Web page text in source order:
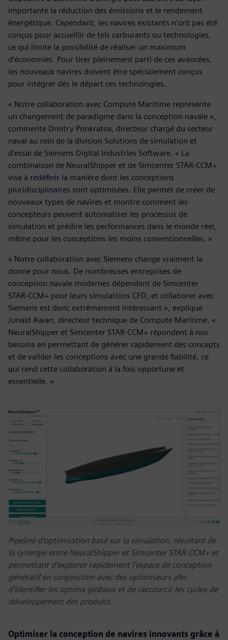
importante la réduction des émissions et le rendement
énergétique. Cependant, les navires existants n’ont pas été
conçus pour accueillir de tels carburants ou technologies,
ce qui limite la possibilité de réaliser un maximum
d’économies. Pour tirer pleinement parti de ces avancées,
les nouveaux navires doivent être spécialement conçus
pour intégrer dès le départ ces technologies.
« Notre collaboration avec Compute Maritime représente
un changement de paradigme dans la conception navale »,
commente Dmitry Ponkratov, directeur chargé du secteur
naval au sein de la division Solutions de simulation et
d’essai de Siemens Digital Industries Software. « La
combinaison de NeuralShipper et de Simcenter STAR-CCM+
vise à redéfinir la manière dont les conceptions
pluridisciplinaires sont optimisées. Elle permet de créer de
nouveaux types de navires et montre comment les
concepteurs peuvent automatiser les processus de
simulation et prédire les performances dans le monde réel,
même pour les conceptions les moins conventionnelles. »
« Notre collaboration avec Siemens change vraiment la
donne pour nous. De nombreuses entreprises de
conception navale modernes dépendent de Simcenter
STAR-CCM+ pour leurs simulations CFD, et collaborer avec
Siemens est donc extrêmement intéressant », explique
Junaid Awan, directeur technique de Compute Maritime. «
NeuralShipper et Simcenter STAR-CCM+ répondent à nos
besoins en permettant de générer rapidement des concepts
et de valider les conceptions avec une grande fiabilité, ce
qui rend cette collaboration à la fois opportune et
essentielle. »
Pipeline d’optimisation basé sur la simulation, résultant de
la synergie entre NeuralShipper et Simcenter STAR-CCM+ et
permettant d’explorer rapidement l’espace de conception
génératif en conjonction avec des optimiseurs afin
d’identifier les optima globaux et de raccourcir les cycles de
développement des produits.
Optimiser la conception de navires innovants grâce à